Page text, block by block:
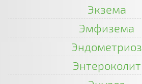
Экзема
Эмфизема
Эндометриоз
Энтероколит